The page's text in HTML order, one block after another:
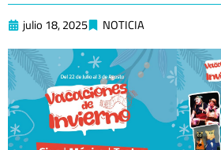
julio 18, 2025 NOTICIA